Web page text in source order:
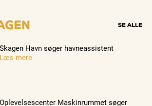
SE ALLE
Skagen Havn søger havneassistent
Læs mere
Oplevelsescenter Maskinrummet søger